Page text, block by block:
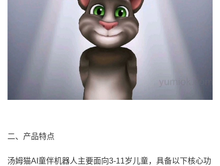
二、产品特点
汤姆猫AI童伴机器人主要面向3-11岁儿童，具备以下核心功